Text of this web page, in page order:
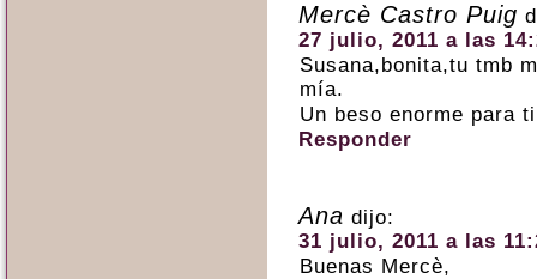
Mercè Castro Puig
27 julio, 2011 a las
Susana,bonita,tu tmb
mía.
Un beso enorme para ti
Responder
Ana dijo:
31 julio, 2011 a las
Buenas Mercè,